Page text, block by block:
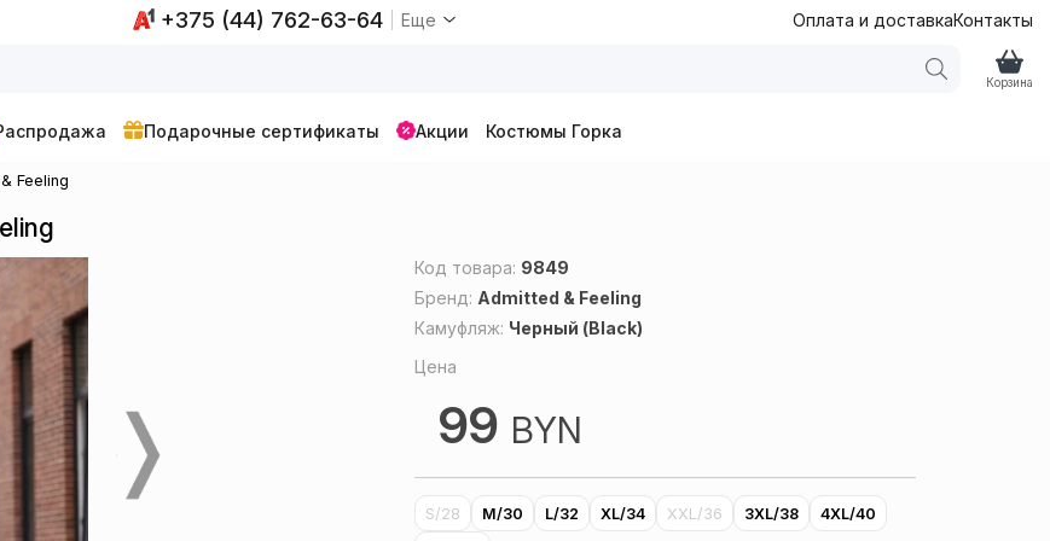
+375 (44) 762-63-64 Еще Оплата и доставкаКонтакты
Корзина
Подарочные сертификаты Акции Костюмы Горка
Feeling
Код товара: 9849
Бренд: Admitted & Feeling
Камуфляж: Черный (Black)
Цена
99 BYN
S/28 M/30 L/32 XL/34 XXL/36 3XL/38 4XL/40